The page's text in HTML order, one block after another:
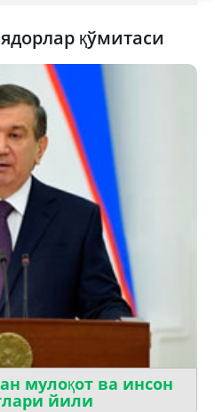
қўмитаси
мулоқот ва инсон
йили